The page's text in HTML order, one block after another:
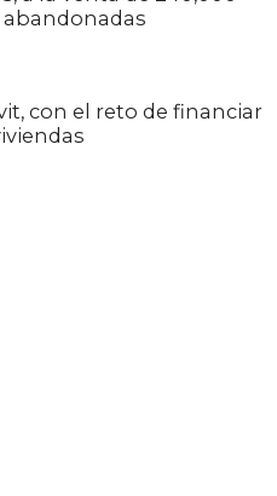
abandonadas
con el reto de financiar